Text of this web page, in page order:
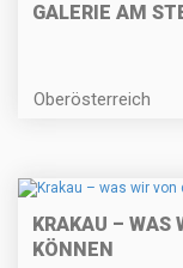
GALERIE AM
Oberösterreich
KRAKAU – WAS
KÖNNEN